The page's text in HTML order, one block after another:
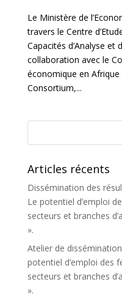
Le Ministère de
travers le Centre
Capacités d’Analyse et
collaboration avec le
économique en Afrique
Consortium,...
Articles récents
Dissémination des
Le potentiel d’emploi
secteurs et branches
».
Atelier de
potentiel d’emploi des
secteurs et branches
».